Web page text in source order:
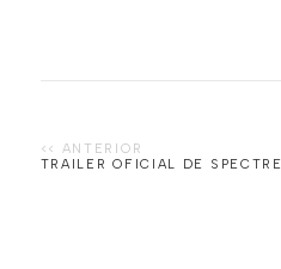
TRAILER OFICIAL DE SPECTRE